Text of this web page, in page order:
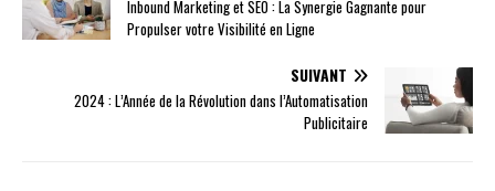
Inbound Marketing et SEO : La Synergie Gagnante pour
Propulser votre Visibilité en Ligne
SUIVANT
2024 : L’Année de la Révolution dans l’Automatisation
Publicitaire